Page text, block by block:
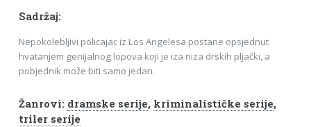
Sadržaj:
Nepokolebljivi policajac iz Los Angelesa postane opsjednut
hvatanjem genijalnog lopova koji je iza niza drskih pljački, a
pobjednik može biti samo jedan.
Žanrovi: dramske serije, kriminalističke serije,
triler serije